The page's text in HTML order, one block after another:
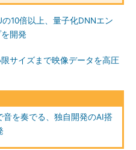
10倍以上、量子化DNNエン
開発
サイズまで映像データを高圧
音を奏でる、独自開発のAI搭